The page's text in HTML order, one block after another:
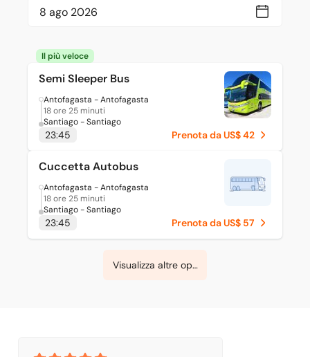
Il più veloce
Semi Sleeper Bus
Antofagasta - Antofagasta
18 ore 25 minuti
Santiago - Santiago
23:45 Prenota da US$ 42
Cuccetta Autobus
Antofagasta - Antofagasta
18 ore 25 minuti
Santiago - Santiago
23:45 Prenota da US$ 57
Visualizza altre opzioni